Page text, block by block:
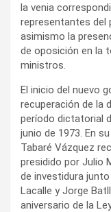
la venia
representantes del
asimismo la
de oposición en la
ministros.
El inicio del nuevo
recuperación de la
período dictatorial
junio de 1973. En
Tabaré Vázquez
presidido por Julio
de investidura
Lacalle y Jorge
aniversario de la